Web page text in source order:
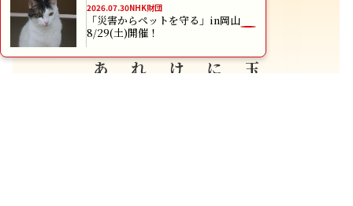
お年玉
上手に使えと
言うけれど
渡されてないよ
おばあちゃん
2026.07.30NHK財団
「災害からペットを守る」in岡山
8/29(土)開催！